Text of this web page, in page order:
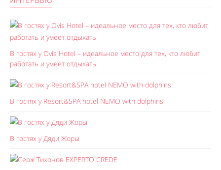
В гостях у Ovis Hotel – идеальное место для тех, кто любит
работать и умеет отдыхать
В гостях у Resort&SPA hotel NEMO with dolphins
В гостях у Дяди Жоры